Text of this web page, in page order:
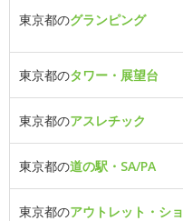
東京都のグランピング
東京都のタワー・展望台
東京都のアスレチック
東京都の道の駅・SA/PA
東京都のアウトレット・ショ